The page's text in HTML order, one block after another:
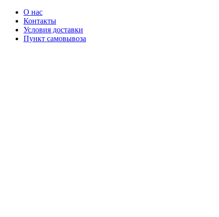
О нас
Контакты
Условия доставки
Пункт самовывоза